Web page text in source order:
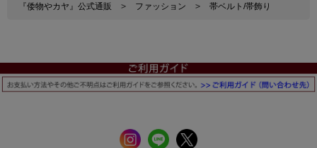
『倭物やカヤ』公式通販 > ファッション > 帯ベルト/帯飾り